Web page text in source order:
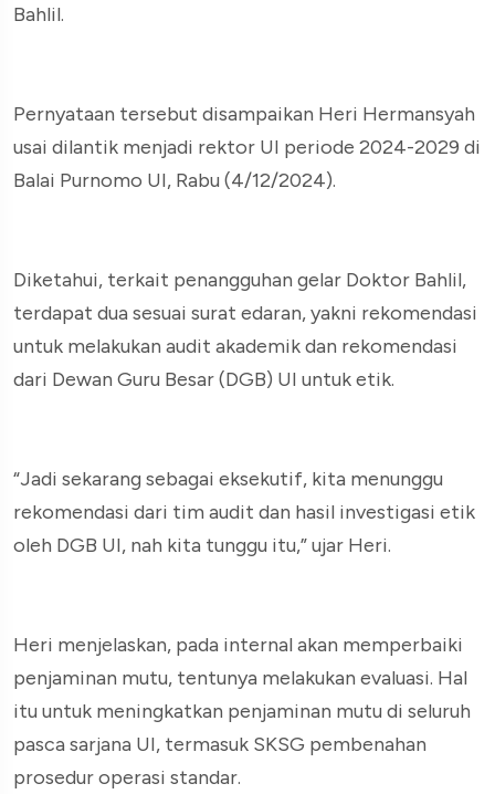
Bahlil.
Pernyataan tersebut disampaikan Heri Hermansyah
usai dilantik menjadi rektor UI periode 2024-2029 di
Balai Purnomo UI, Rabu (4/12/2024).
Diketahui, terkait penangguhan gelar Doktor Bahlil,
terdapat dua sesuai surat edaran, yakni rekomendasi
untuk melakukan audit akademik dan rekomendasi
dari Dewan Guru Besar (DGB) UI untuk etik.
“Jadi sekarang sebagai eksekutif, kita menunggu
rekomendasi dari tim audit dan hasil investigasi etik
oleh DGB UI, nah kita tunggu itu,” ujar Heri.
Heri menjelaskan, pada internal akan memperbaiki
penjaminan mutu, tentunya melakukan evaluasi. Hal
itu untuk meningkatkan penjaminan mutu di seluruh
pasca sarjana UI, termasuk SKSG pembenahan
prosedur operasi standar.